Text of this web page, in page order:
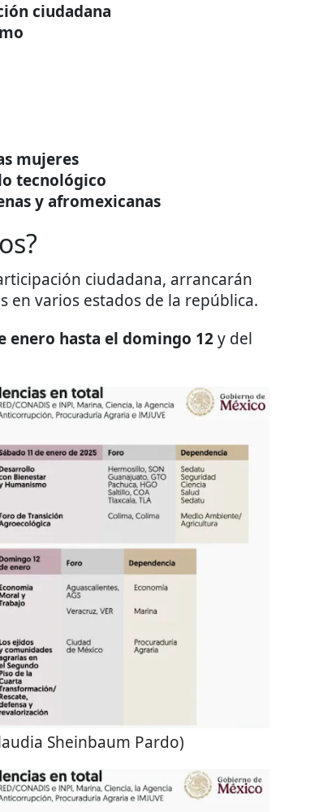
ciudadana
mujeres
tecnológico
y afromexicanas
ciudadana, arrancarán
en varios estados de la república.
enero hasta el domingo 12y del
Sheinbaum Pardo)